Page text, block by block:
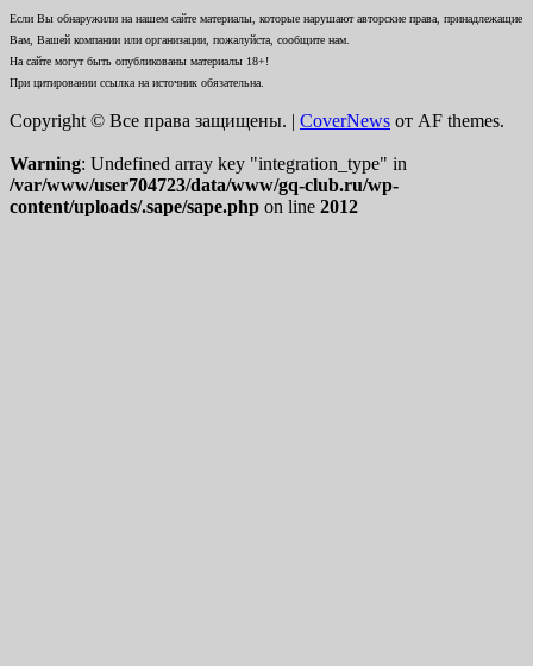
Если Вы обнаружили на нашем сайте материалы, которые нарушают авторские права, принадлежащие
Вам, Вашей компании или организации, пожалуйста, сообщите нам.
На сайте могут быть опубликованы материалы 18+!
При цитировании ссылка на источник обязательна.
Copyright © Все права защищены. | CoverNews от AF themes.
Warning: Undefined array key "integration_type" in
/var/www/user704723/data/www/gq-club.ru/wp-
content/uploads/.sape/sape.php on line 2012